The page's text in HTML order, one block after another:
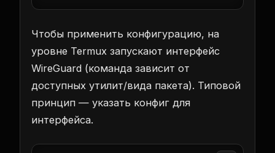
Чтобы применить конфигурацию, на
уровне Termux запускают интерфейс
WireGuard (команда зависит от
доступных утилит/вида пакета). Типовой
принцип — указать конфиг для
интерфейса.